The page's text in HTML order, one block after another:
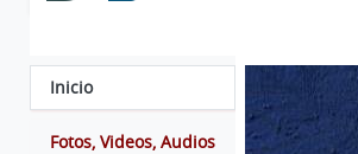
Inicio
Fotos, Videos, Audios